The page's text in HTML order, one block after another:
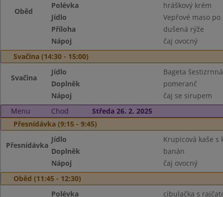
Oběd
Polévka
hráškový krém
Jídlo
Vepřové maso
Příloha
dušená rýže
Nápoj
čaj ovocný
Svačina (14:30 - 15:00)
Svačina
Jídlo
Bageta
Doplněk
pomeranč
Nápoj
čaj se sirupem
Menu
Chod
Středa 26. 2. 2025
Přesnídávka (9:15 - 9:45)
Přesnídávka
Jídlo
Krupicová kaše s
Doplněk
banán
Nápoj
čaj ovocný
Oběd (11:45 - 12:30)
Polévka cibulačka s